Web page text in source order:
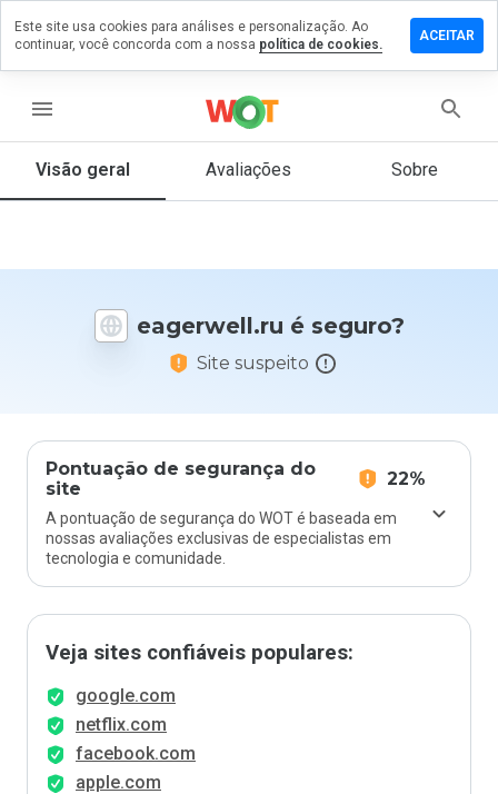
menu
Visão geral Avaliações Sobre
eagerwell.ru é seguro?
Site suspeito
Pontuação de segurança do
site
22%
A pontuação de segurança do WOT é baseada em
nossas avaliações exclusivas de especialistas em
tecnologia e comunidade.
Veja sites confiáveis populares:
google.com
netflix.com
facebook.com
apple.com
um
que
Este site usa cookies para análises e personalização. Ao
continuar, você concorda com a nossa política de cookies.
ACEITAR